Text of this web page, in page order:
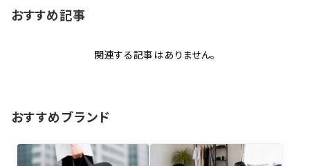
おすすめ記事
関連する記事はありません。
おすすめブランド